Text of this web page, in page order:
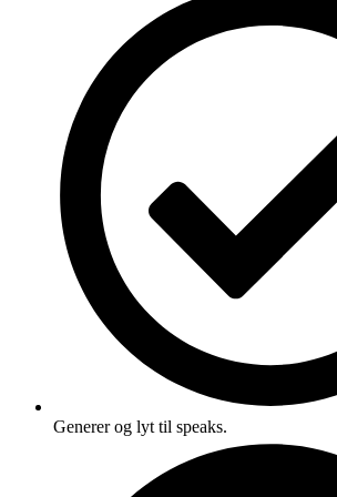
Generer og lyt til speaks.